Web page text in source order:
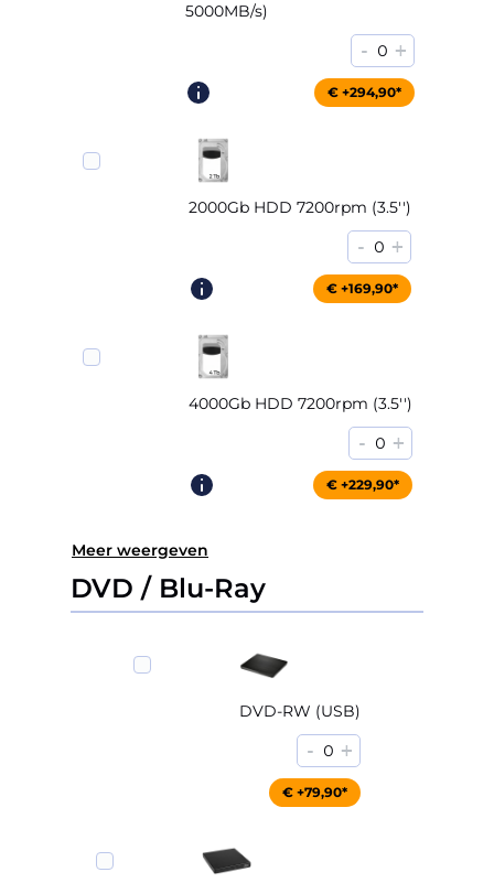
5000MB/s)
- 0 +
€ +294,90*
2000Gb HDD 7200rpm (3.5'')
- 0 +
€ +169,90*
4000Gb HDD 7200rpm (3.5'')
- 0 +
€ +229,90*
Meer weergeven
DVD / Blu-Ray
DVD-RW (USB)
- 0 +
€ +79,90*